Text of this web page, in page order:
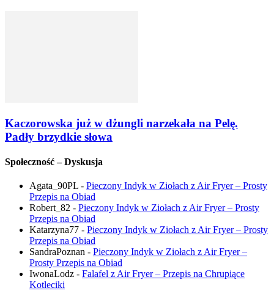
Kaczorowska już w dżungli narzekała na Pelę.
Padły brzydkie słowa
Społeczność – Dyskusja
Agata_90PL - Pieczony Indyk w Ziołach z Air Fryer – Prosty
Przepis na Obiad
Robert_82 - Pieczony Indyk w Ziołach z Air Fryer – Prosty
Przepis na Obiad
Katarzyna77 - Pieczony Indyk w Ziołach z Air Fryer – Prosty
Przepis na Obiad
SandraPoznan - Pieczony Indyk w Ziołach z Air Fryer –
Prosty Przepis na Obiad
IwonaLodz - Falafel z Air Fryer – Przepis na Chrupiące
Kotleciki